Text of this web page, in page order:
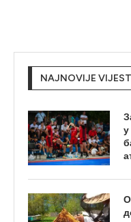
NAJNOVIJE